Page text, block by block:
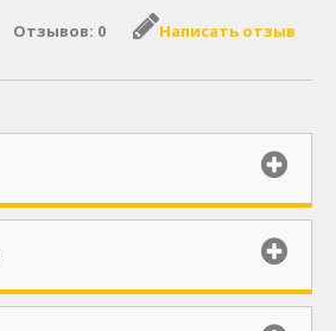
Отзывов: 0 Написать отзыв